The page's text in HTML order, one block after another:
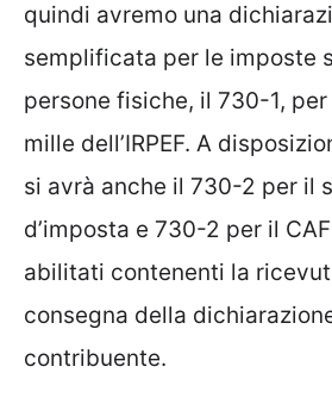
quindi avremo una
semplificata per le imposte
persone fisiche, il 730-1, per
mille dell’IRPEF. A
si avrà anche il 730-2 per il
d’imposta e 730-2 per il
abilitati contenenti la
consegna della
contribuente.